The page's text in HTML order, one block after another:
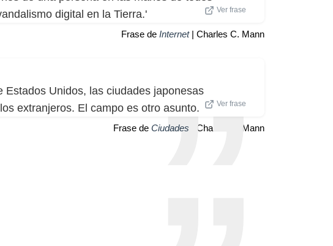
digital en la Tierra.'
Ver frase
Frase de Internet| Charles C. Mann
Estados Unidos, las ciudades japonesas
extranjeros. El campo es otro asunto.
Ver frase
Frase de Ciudades | Charles C. Mann